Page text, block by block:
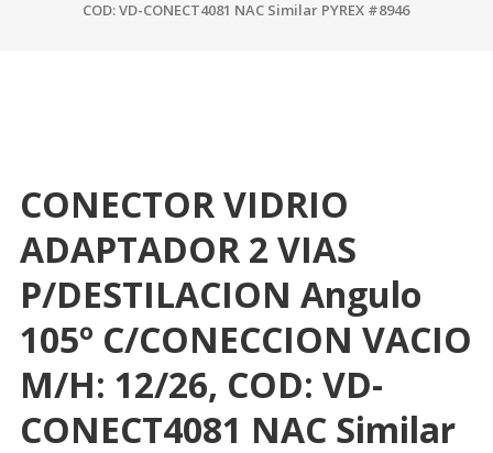
COD: VD-CONECT4081 NAC Similar PYREX #8946
CONECTOR VIDRIO
ADAPTADOR 2 VIAS
P/DESTILACION Angulo
105º C/CONECCION VACIO
M/H: 12/26, COD: VD-
CONECT4081 NAC Similar